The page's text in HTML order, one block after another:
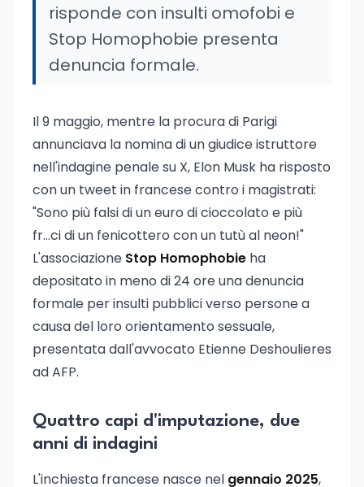
risponde con insulti omofobi e
Stop Homophobie presenta
denuncia formale.
Il 9 maggio, mentre la procura di Parigi
annunciava la nomina di un giudice istruttore
nell'indagine penale su X, Elon Musk ha risposto
con un tweet in francese contro i magistrati:
"Sono più falsi di un euro di cioccolato e più
fr...ci di un fenicottero con un tutù al neon!"
L'associazione Stop Homophobie ha
depositato in meno di 24 ore una denuncia
formale per insulti pubblici verso persone a
causa del loro orientamento sessuale,
presentata dall'avvocato Etienne Deshoulieres
ad AFP.
Quattro capi d'imputazione, due
anni di indagini
L'inchiesta francese nasce nel gennaio 2025,